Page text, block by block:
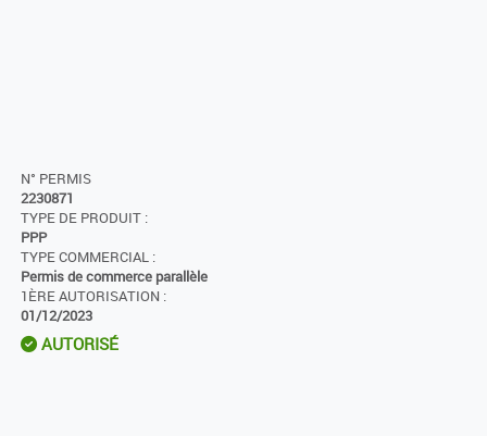
N° PERMIS
2230871
TYPE DE PRODUIT :
PPP
TYPE COMMERCIAL :
Permis de commerce parallèle
1ÈRE AUTORISATION :
01/12/2023
AUTORISÉ